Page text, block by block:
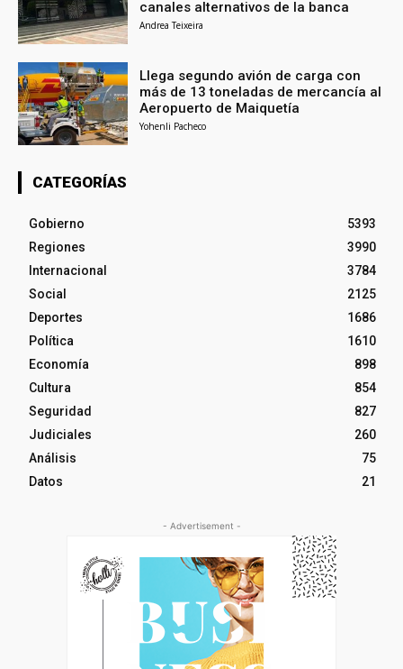
canales alternativos de la banca
Andrea Teixeira
Llega segundo avión de carga con
más de 13 toneladas de mercancía al
Aeropuerto de Maiquetía
Yohenli Pacheco
CATEGORÍAS
Gobierno
5393
Regiones
3990
Internacional
3784
Social
2125
Deportes
1686
Política
1610
Economía
898
Cultura
854
Seguridad
827
Judiciales
260
Análisis
75
Datos
21
- Advertisement -